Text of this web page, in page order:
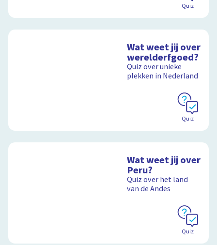
Quiz
Wat weet jij over
werelderfgoed?
Quiz over unieke
plekken in Nederland
Quiz
Wat weet jij over
Peru?
Quiz over het land
van de Andes
Quiz